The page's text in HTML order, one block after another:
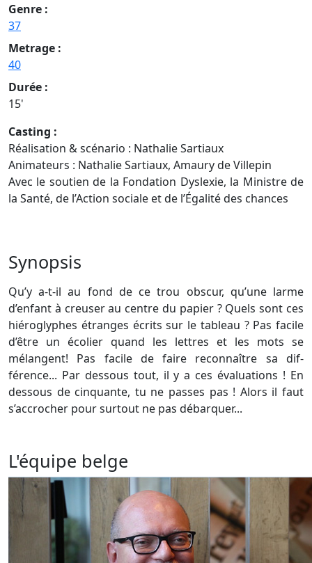
Genre :
37
Metrage :
40
Durée :
15'
Casting :
Réalisation & scénario : Nathalie Sartiaux
Animateurs : Nathalie Sartiaux, Amaury de Villepin
Avec le soutien de la Fondation Dyslexie, la Ministre de
la Santé, de l’Action sociale et de l’Égalité des chances
Synopsis
Qu’y a-t-il au fond de ce trou obscur, qu’une larme
d’enfant à creuser au centre du papier ? Quels sont ces
hiéroglyphes étranges écrits sur le tableau ? Pas facile
d’être un écolier quand les lettres et les mots se
mélangent! Pas facile de faire reconnaître sa dif-
férence... Par dessous tout, il y a ces évaluations ! En
dessous de cinquante, tu ne passes pas ! Alors il faut
s’accrocher pour surtout ne pas débarquer...
L'équipe belge